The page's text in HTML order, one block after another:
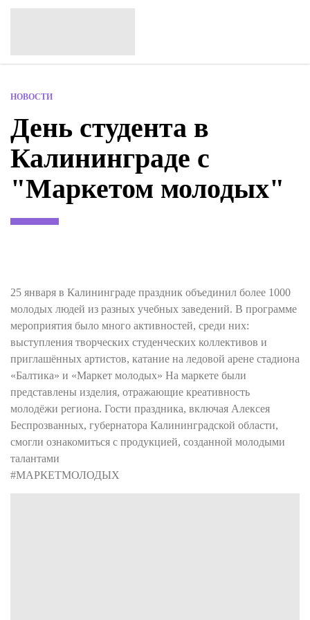
НОВОСТИ
День студента в
Калининграде с
"Маркетом молодых"
25 января в Калининграде праздник объединил более 1000
молодых людей из разных учебных заведений. В программе
мероприятия было много активностей, среди них:
выступления творческих студенческих коллективов и
приглашённых артистов, катание на ледовой арене стадиона
«Балтика» и «Маркет молодых» На маркете были
представлены изделия, отражающие креативность
молодёжи региона. Гости праздника, включая Алексея
Беспрозванных, губернатора Калининградской области,
смогли ознакомиться с продукцией, созданной молодыми
талантами
#МАРКЕТМОЛОДЫХ